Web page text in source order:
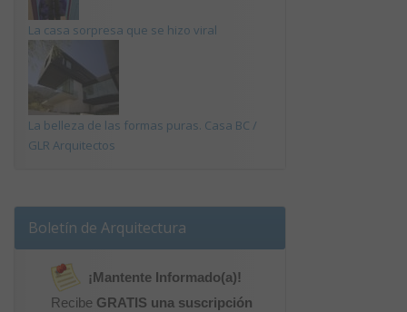
La casa sorpresa que se hizo viral
La belleza de las formas puras. Casa BC /
GLR Arquitectos
Boletín de Arquitectura
¡Mantente Informado(a)!
Recibe GRATIS una suscripción